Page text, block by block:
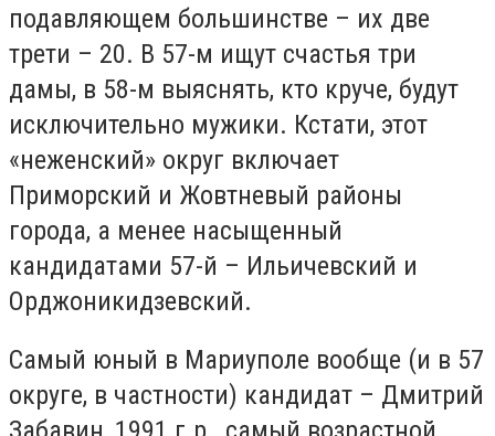
подавляющем большинстве – их две
трети – 20. В 57-м ищут счастья три
дамы, в 58-м выяснять, кто круче, будут
исключительно мужики. Кстати, этот
«неженский» округ включает
Приморский и Жовтневый районы
города, а менее насыщенный
кандидатами 57-й – Ильичевский и
Орджоникидзевский.
Самый юный в Мариуполе вообще (и в 57
округе, в частности) кандидат – Дмитрий